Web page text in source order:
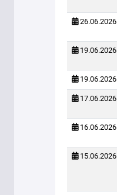
26.06.2026
19.06.2026
19.06.2026
17.06.2026
16.06.2026
15.06.2026